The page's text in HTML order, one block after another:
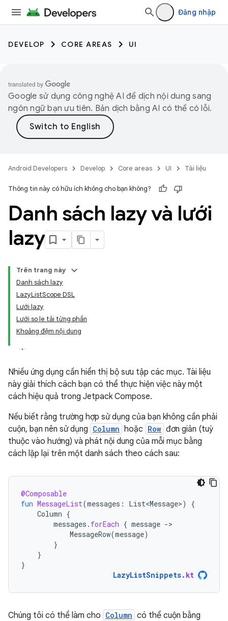
Đăng nhập
DEVELOP CORE AREAS UI
Google sử dụng công nghệ AI để dịch nội dung sang
ngôn ngữ bạn ưu tiên. Bản dịch bằng AI có thể có lỗi.
Android Developers Develop Core areas UI Tài liệu
Thông tin này có hữu ích không cho bạn không?
Danh sách lazy và lưới
lazy
Trên trang này
Danh sách lazy
LazyListScope DSL
Lưới lazy
Lưới so le tải từng phần
Khoảng đệm nội dung
Nhiều ứng dụng cần hiển thị bộ sưu tập các mục. Tài liệu
này giải thích cách bạn có thể thực hiện việc này một
cách hiệu quả trong Jetpack Compose.
Nếu biết rằng trường hợp sử dụng của bạn không cần phải
cuộn, bạn nên sử dụng Column hoặc Row đơn giản (tuỳ
thuộc vào hướng) và phát nội dung của mỗi mục bằng
cách lặp lại trên một danh sách theo cách sau:
@Composable
fun MessageList(messages : List<Message>)
{
Column {
messages . forEach { message -
MessageRow(message)
}
}
}
LazyListSnippets. kt
Chúng tôi có thể làm cho Column có thể cuộn bằng